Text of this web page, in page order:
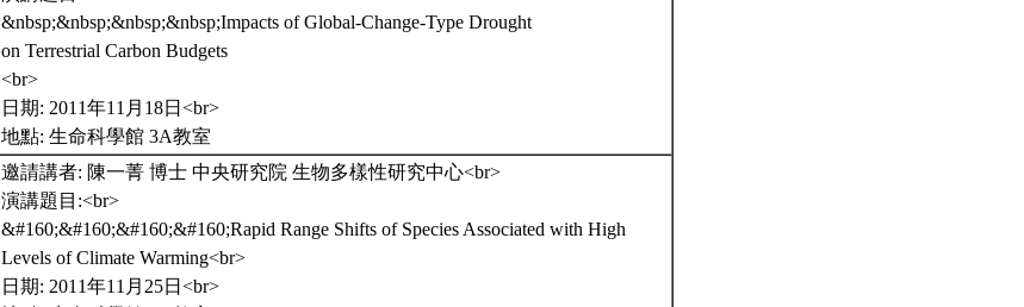
&nbsp;&nbsp;&nbsp;&nbsp;Impacts of Global-Change-Type Drought
on Terrestrial Carbon Budgets
<br>
日期: 2011年11月18日<br>
地點: 生命科學館 3A教室
邀請講者: 陳一菁 博士 中央研究院 生物多樣性研究中心<br>
演講題目:<br>
&#160;&#160;&#160;&#160;Rapid Range Shifts of Species Associated with High
Levels of Climate Warming<br>
日期: 2011年11月25日<br>